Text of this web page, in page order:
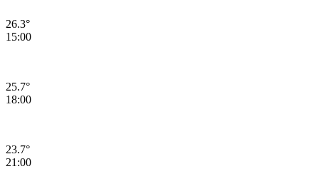
26.3°
15:00
25.7°
18:00
23.7°
21:00